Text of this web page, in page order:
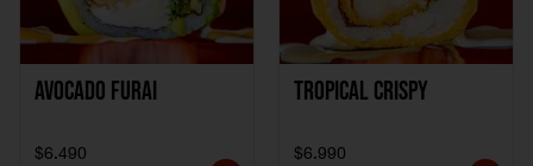
Avocado Furai
$6.490
Tropical crispy
$6.990